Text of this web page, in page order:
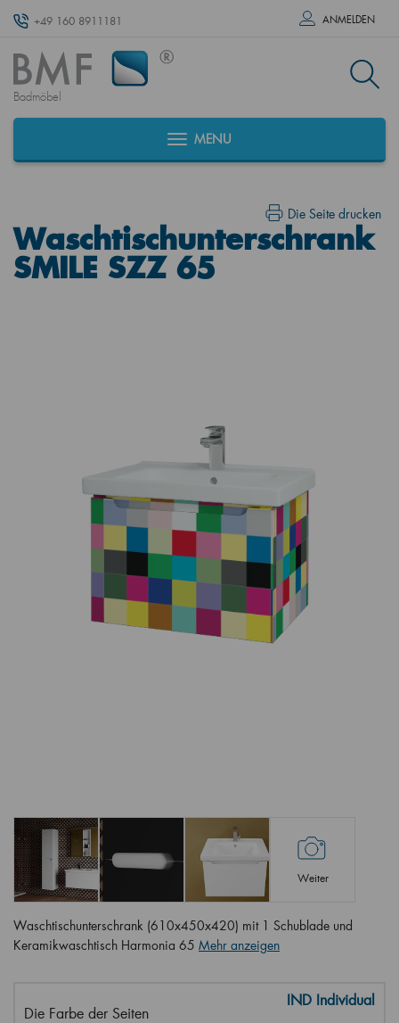
+49 160 8911181 ANMELDEN
Badmöbel
MENU
Die Seite drucken
Waschtischunterschrank
SMILE SZZ 65
Weiter
Waschtischunterschrank (610x450x420) mit 1 Schublade und
Keramikwaschtisch Harmonia 65 Mehr anzeigen
Die Farbe der Seiten
IND Individual